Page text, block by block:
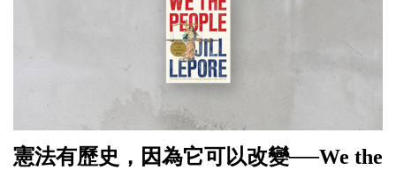
憲法有歷史，因為它可以改變──We the